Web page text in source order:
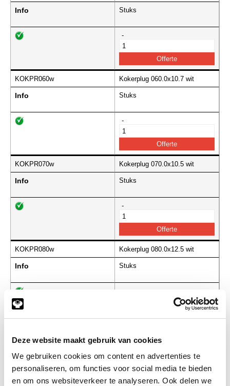
Deze website maakt gebruik van cookies
We gebruiken cookies om content en advertenties te
personaliseren, om functies voor social media te bieden
en om ons websiteverkeer te analyseren. Ook delen we
Info Stuks
-
KOKPR060w Kokerplug 060.0x10.7 wit
Info Stuks
-
KOKPR070w Kokerplug 070.0x10.5 wit
Info Stuks
-
KOKPR080w Kokerplug 080.0x12.5 wit
Info Stuks